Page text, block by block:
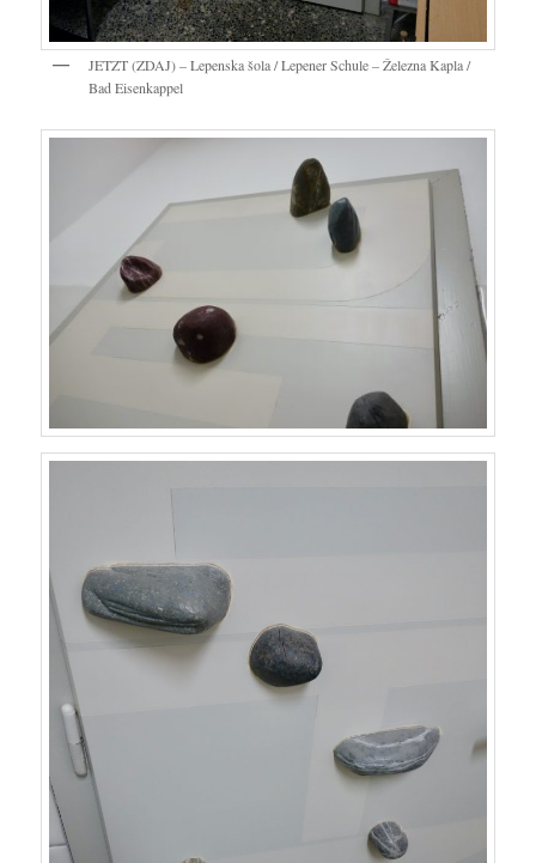
JETZT (ZDAJ) – Lepenska šola / Lepener Schule – Železna Kapla /
Bad Eisenkappel